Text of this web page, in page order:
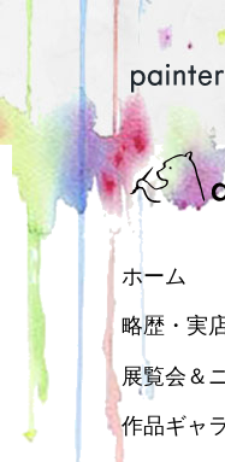
ホーム
略歴・実
展覧会＆
作品ギャ